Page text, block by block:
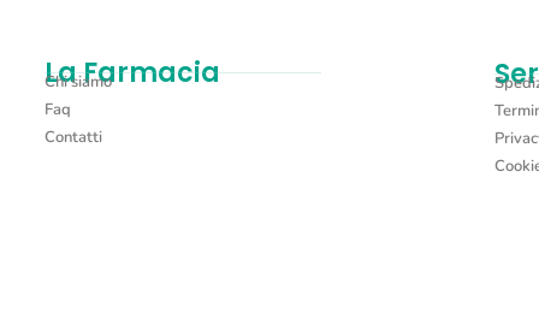
La Farmacia
Chi siamo
Faq
Contatti